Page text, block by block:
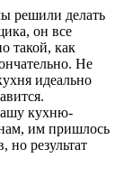
решили делать
он все
такой, как
Не
идеально
кухню-
им пришлось
результат